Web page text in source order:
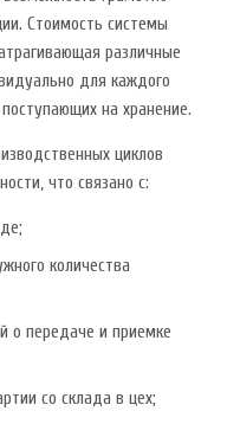
Стоимость системы
различные
для каждого
на хранение.
циклов
что связано с:
количества
о передаче и приемке
со склада в цех;